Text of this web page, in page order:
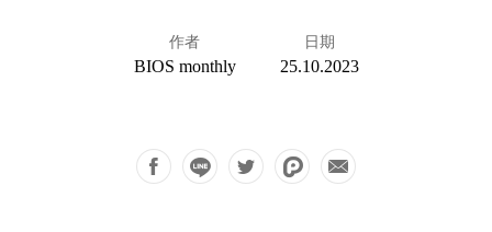
作者
BIOS monthly
日期
25.10.2023